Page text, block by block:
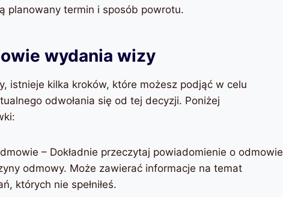
planowany termin i sposób powrotu.
wydania wizy
istnieje kilka kroków, które możesz podjąć w celu
odwołania się od tej decyzji. Poniżej
– Dokładnie przeczytaj powiadomienie o odmowie
odmowy. Może zawierać informacje na temat
których nie spełniłeś.